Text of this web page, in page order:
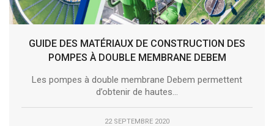
GUIDE DES MATÉRIAUX DE CONSTRUCTION DES
POMPES À DOUBLE MEMBRANE DEBEM
Les pompes à double membrane Debem permettent
d’obtenir de hautes...
22 SEPTEMBRE 2020